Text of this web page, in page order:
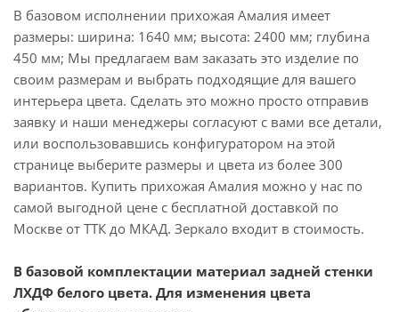
В базовом исполнении прихожая Амалия имеет
размеры: ширина: 1640 мм; высота: 2400 мм; глубина
450 мм; Мы предлагаем вам заказать это изделие по
своим размерам и выбрать подходящие для вашего
интерьера цвета. Сделать это можно просто отправив
заявку и наши менеджеры согласуют с вами все детали,
или воспользовавшись конфигуратором на этой
странице выберите размеры и цвета из более 300
вариантов. Купить прихожая Амалия можно у нас по
самой выгодной цене с бесплатной доставкой по
Москве от ТТК до МКАД. Зеркало входит в стоимость.
В базовой комплектации материал задней стенки
ЛХДФ белого цвета. Для изменения цвета